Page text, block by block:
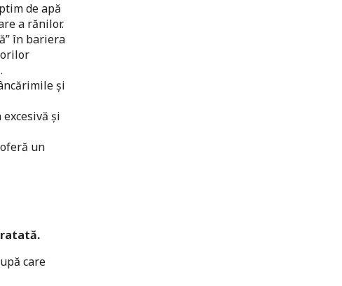
de apă
a rănilor.
în bariera
și
și
un
care